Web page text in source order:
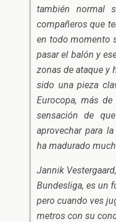
también normal
compañeros que
en todo momento
pasar el balón y
zonas de ataque y
sido una pieza
Eurocopa, más
sensación de
aprovechar para
ha madurado
Jannik
Bundesliga, es un
pero cuando ves
metros con su